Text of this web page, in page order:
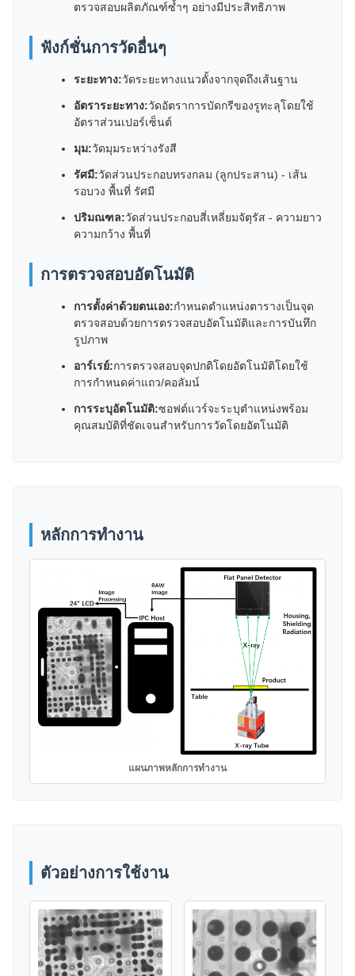
ตรวจสอบผลิตภัณฑ์ซ้ำๆ อย่างมีประสิทธิภาพ
ฟังก์ชั่นการวัดอื่นๆ
ระยะทาง:วัดระยะทางแนวตั้งจากจุดถึงเส้นฐาน
อัตราระยะทาง:วัดอัตราการบัดกรีของรูทะลุโดยใช้
อัตราส่วนเปอร์เซ็นต์
มุม:วัดมุมระหว่างรังสี
รัศมี:วัดส่วนประกอบทรงกลม (ลูกประสาน) - เส้น
รอบวง พื้นที่ รัศมี
ปริมณฑล:วัดส่วนประกอบสี่เหลี่ยมจัตุรัส - ความยาว
ความกว้าง พื้นที่
การตรวจสอบอัตโนมัติ
การตั้งค่าด้วยตนเอง:กำหนดตำแหน่งตารางเป็นจุด
ตรวจสอบด้วยการตรวจสอบอัตโนมัติและการบันทึก
รูปภาพ
อาร์เรย์:การตรวจสอบจุดปกติโดยอัตโนมัติโดยใช้
การกำหนดค่าแถว/คอลัมน์
การระบุอัตโนมัติ:ซอฟต์แวร์จะระบุตำแหน่งพร้อม
คุณสมบัติที่ชัดเจนสำหรับการวัดโดยอัตโนมัติ
หลักการทำงาน
แผนภาพหลักการทำงาน
ตัวอย่างการใช้งาน